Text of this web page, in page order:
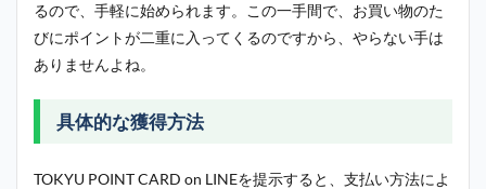
るので、手軽に始められます。この一手間で、お買い物のた
びにポイントが二重に入ってくるのですから、やらない手は
ありませんよね。
具体的な獲得方法
TOKYU POINT CARD on LINEを提示すると、支払い方法によ